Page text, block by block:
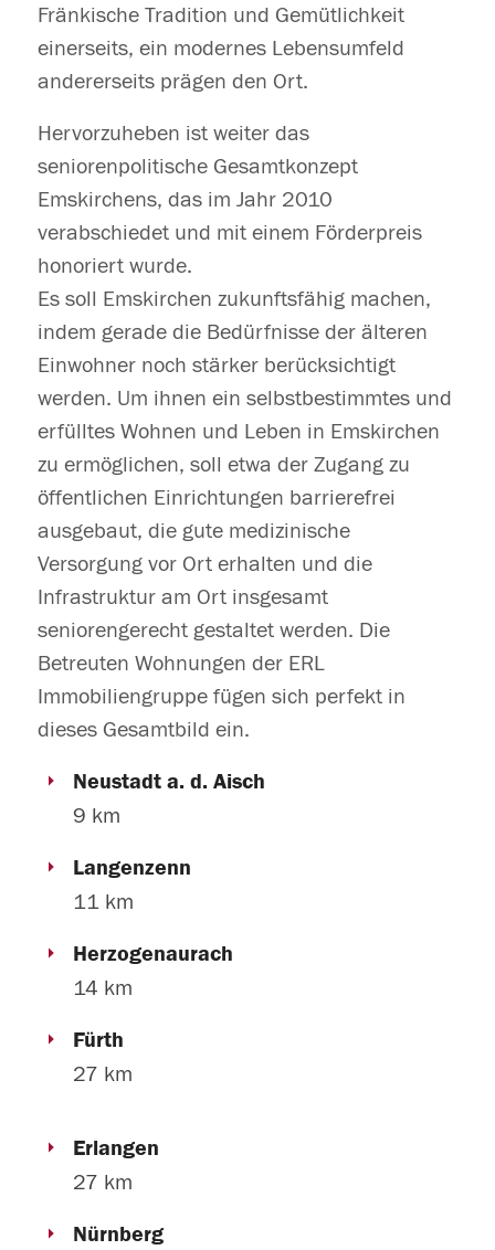
Fränkische Tradition und Gemütlichkeit
einerseits, ein modernes Lebensumfeld
andererseits prägen den Ort.
Hervorzuheben ist weiter das
seniorenpolitische Gesamtkonzept
Emskirchens, das im Jahr 2010
verabschiedet und mit einem Förderpreis
honoriert wurde.
Es soll Emskirchen zukunftsfähig machen,
indem gerade die Bedürfnisse der älteren
Einwohner noch stärker berücksichtigt
werden. Um ihnen ein selbstbestimmtes und
erfülltes Wohnen und Leben in Emskirchen
zu ermöglichen, soll etwa der Zugang zu
öffentlichen Einrichtungen barrierefrei
ausgebaut, die gute medizinische
Versorgung vor Ort erhalten und die
Infrastruktur am Ort insgesamt
seniorengerecht gestaltet werden. Die
Betreuten Wohnungen der ERL
Immobiliengruppe fügen sich perfekt in
dieses Gesamtbild ein.
Neustadt a. d. Aisch
9 km
Langenzenn
11 km
Herzogenaurach
14 km
Fürth
27 km
Erlangen
27 km
Nürnberg